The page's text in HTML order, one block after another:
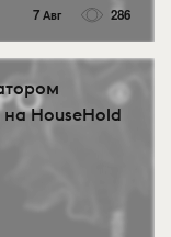
7 Авг 286
HouseHold